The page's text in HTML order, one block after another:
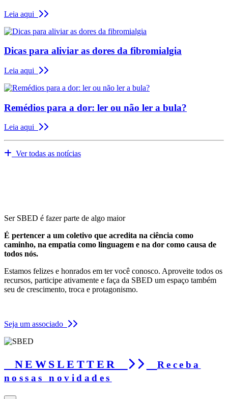
Leia aqui
Dicas para aliviar as dores da fibromialgia
Leia aqui
Remédios para a dor: ler ou não ler a bula?
Leia aqui
Ver todas as notícias
Ser SBED é fazer parte de algo maior
É pertencer a um coletivo que acredita na ciência como
caminho, na empatia como linguagem e na dor como causa de
todos nós.
Estamos felizes e honrados em ter você conosco. Aproveite todos os
recursos, participe ativamente e faça da SBED um espaço também
seu de crescimento, troca e protagonismo.
Seja um associado
NEWSLETTER
Receba
nossas novidades